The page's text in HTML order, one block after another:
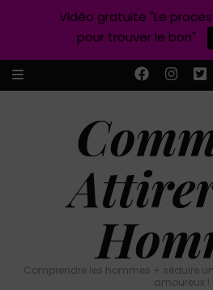
Comprendre les hommes + séduire
amoureux !
Vidéo gratuite "Le
pour trouver le bon"